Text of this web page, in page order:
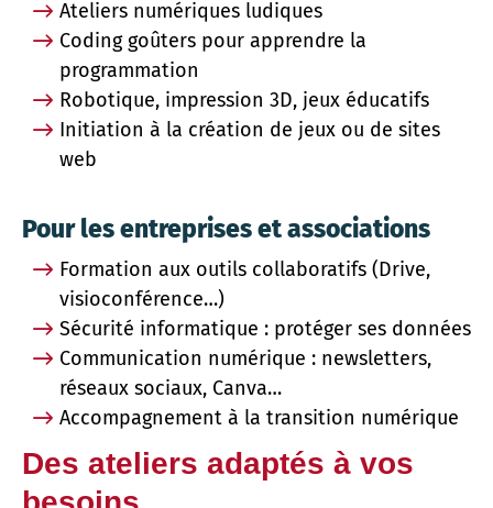
Ateliers numériques ludiques
Coding goûters pour apprendre la
programmation
Robotique, impression 3D, jeux éducatifs
Initiation à la création de jeux ou de sites
web
Pour les entreprises et associations
Formation aux outils collaboratifs (Drive,
visioconférence…)
Sécurité informatique : protéger ses données
Communication numérique : newsletters,
réseaux sociaux, Canva…
Accompagnement à la transition numérique
Des ateliers adaptés à vos